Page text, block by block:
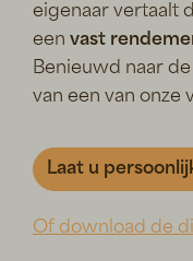
eigenaar vertaalt
eenvast
Benieuwd naar
van een van onze
Laat u
Of download de